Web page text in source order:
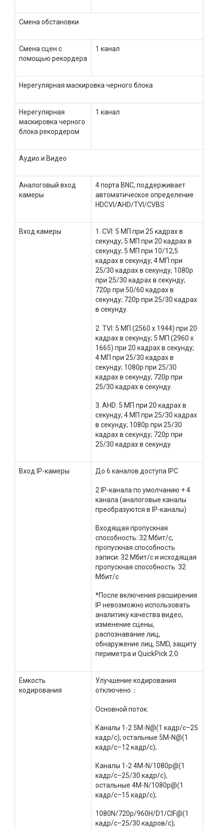
Смена обстановки
Смена сцен с
помощью рекордера
1 канал
Нерегулярная маскировка черного блока
Нерегулярная
маскировка черного
блока рекордером
1 канал
Аудио и Видео
Аналоговый вход
камеры
4 порта BNC, поддерживает
автоматическое определение
HDCVI/AHD/TVI/CVBS
Вход камеры
1. CVI: 5 МП при 25 кадрах в
секунду; 5 МП при 20 кадрах в
секунду; 5 МП при 10/12,5
кадрах в секунду; 4 МП при
25/30 кадрах в секунду; 1080p
при 25/30 кадрах в секунду;
720p при 50/60 кадрах в
секунду; 720p при 25/30 кадрах
в секунду.
2. TVI: 5 МП (2560 x 1944) при 20
кадрах в секунду; 5 МП (2960 x
1665) при 20 кадрах в секунду;
4 МП при 25/30 кадрах в
секунду; 1080p при 25/30
кадрах в секунду; 720p при
25/30 кадрах в секунду.
3. AHD: 5 МП при 20 кадрах в
секунду; 4 МП при 25/30 кадрах
в секунду; 1080p при 25/30
кадрах в секунду; 720p при
25/30 кадрах в секунду.
Вход IP-камеры До 6 каналов доступа IPC
2 IP-канала по умолчанию + 4
канала (аналоговые каналы
преобразуются в IP-каналы)
Входящая пропускная
способность: 32 Мбит/с,
пропускная способность
записи: 32 Мбит/с и исходящая
пропускная способность: 32
Мбит/с
*После включения расширения
IP невозможно использовать
аналитику качества видео,
изменение сцены,
распознавание лиц,
обнаружение лиц, SMD, защиту
периметра и QuickPick 2.0.
Емкость
кодирования
Улучшение кодирования
отключено：
Основной поток:
Каналы 1-2 5M-N@(1 кадр/с–25
кадр/с), остальные 5M-N@(1
кадр/с–12 кадр/с);
Каналы 1-2 4M-N/1080p@(1
кадр/с–25/30 кадр/с),
остальные 4M-N/1080p@(1
кадр/с–15 кадр/с);
1080N/720p/960H/D1/CIF@(1
кадр/с–25/30 кадров/с);